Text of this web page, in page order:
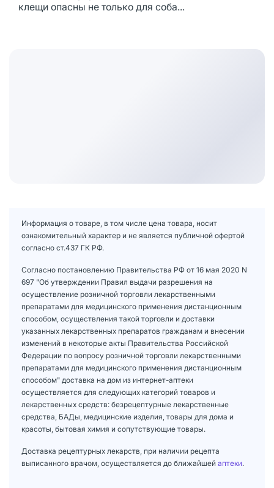
клещи опасны не только для соба...
Информация о товаре, в том числе цена товара, носит
ознакомительный характер и не является публичной офертой
согласно ст.437 ГК РФ.
Согласно постановлению Правительства РФ от 16 мая 2020 N
697 "Об утверждении Правил выдачи разрешения на
осуществление розничной торговли лекарственными
препаратами для медицинского применения дистанционным
способом, осуществления такой торговли и доставки
указанных лекарственных препаратов гражданам и внесении
изменений в некоторые акты Правительства Российской
Федерации по вопросу розничной торговли лекарственными
препаратами для медицинского применения дистанционным
способом" доставка на дом из интернет-аптеки
осуществляется для следующих категорий товаров и
лекарственных средств: безрецептурные лекарственные
средства, БАДы, медицинские изделия, товары для дома и
красоты, бытовая химия и сопутствующие товары.
Доставка рецептурных лекарств, при наличии рецепта
выписанного врачом, осуществляется до ближайшей аптеки.